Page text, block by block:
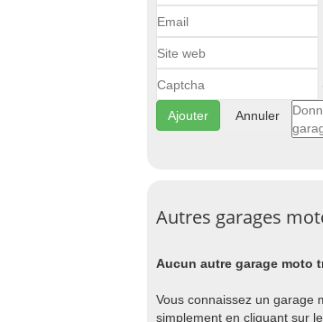
Annuler
Autres garages
Aucun autre garage moto
Vous connaissez un garage
simplement en cliquant sur